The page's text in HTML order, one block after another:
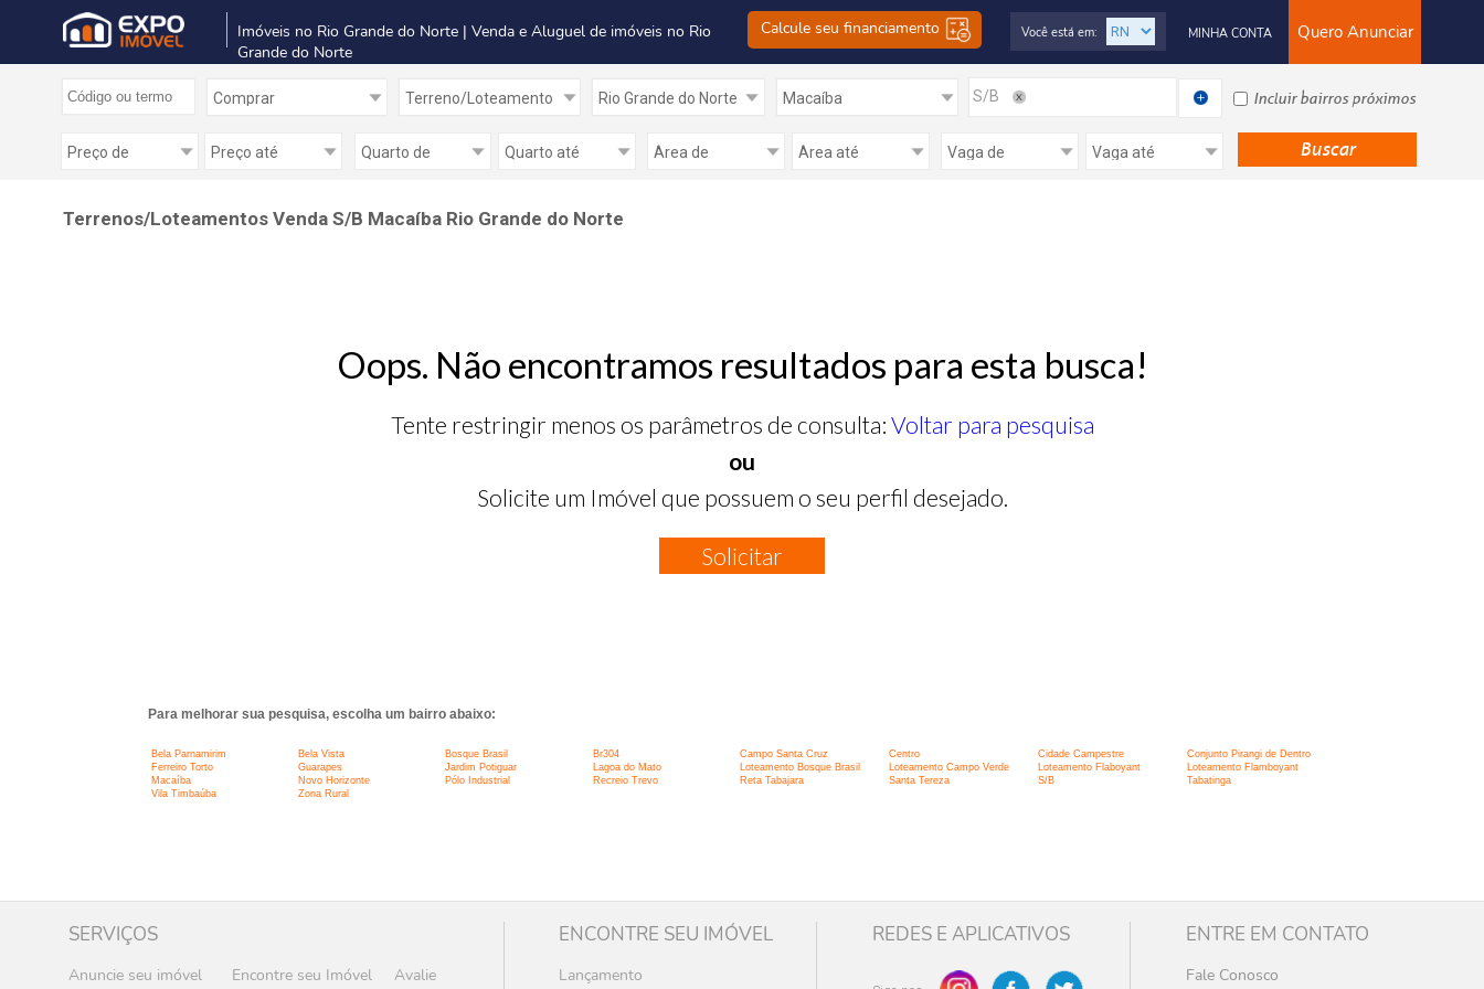
Imóveis no Rio Grande do Norte | Venda e Aluguel de imóveis no Rio
Grande do Norte
Calcule seu financiamento Quero Anunciar
MINHA CONTA
Você está em:
S/B Incluir bairros próximos
Terrenos/Loteamentos Venda S/B Macaíba Rio Grande do Norte
Oops. Não encontramos resultados para esta busca!
Tente restringir menos os parâmetros de consulta: Voltar para pesquisa
ou
Solicite um Imóvel que possuem o seu perfil desejado.
Solicitar
Para melhorar sua pesquisa, escolha um bairro abaixo:
Bela Parnamirim Bela Vista Bosque Brasil Br304 Campo Santa Cruz Centro Cidade Campestre
Conjunto Pirangi de Dentro
Ferreiro Torto
Guarapes Jardim Potiguar Lagoa do Mato Loteamento Bosque Brasil Loteamento Campo Verde Loteamento Flaboyant
Loteamento Flamboyant
Macaíba
Novo Horizonte Pólo Industrial Recreio Trevo Reta Tabajara Santa Tereza S/B
Tabatinga
Vila Timbaúba
Zona Rural
SERVIÇOS
Anuncie seu imóvel Encontre seu Imóvel Avalie
ENCONTRE SEU IMÓVEL
Lançamento
REDES E APLICATIVOS ENTRE EM CONTATO
Fale Conosco